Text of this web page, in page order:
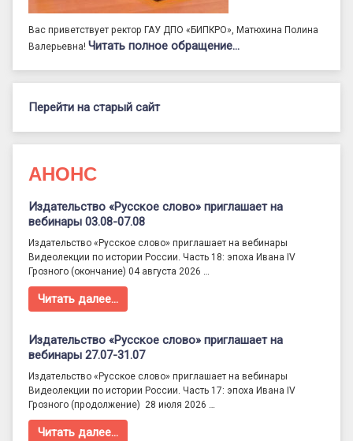
Вас приветствует ректор ГАУ ДПО «БИПКРО», Матюхина Полина
Валерьевна! Читать полное обращение…
Перейти на старый сайт
АНОНС
Издательство «Русское слово» приглашает на
вебинары 03.08-07.08
Издательство «Русское слово» приглашает на вебинары
Видеолекции по истории России. Часть 18: эпоха Ивана IV
Грозного (окончание) 04 августа 2026 …
Читать далее…
Издательство «Русское слово» приглашает на
вебинары 27.07-31.07
Издательство «Русское слово» приглашает на вебинары
Видеолекции по истории России. Часть 17: эпоха Ивана IV
Грозного (продолжение) 28 июля 2026 …
Читать далее…